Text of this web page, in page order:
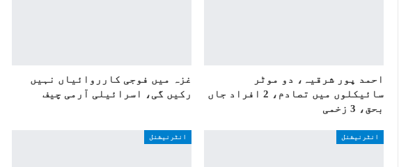
احمد پور شرقیہ، دو موٹر
سائیکلوں میں تصادم، 2 افراد جاں
بحق، 3 زخمی
غزہ میں فوجی کارروائیاں نہیں
رکیں گی، اسرائیلی آرمی چیف
انٹرنیشنل انٹرنیشنل